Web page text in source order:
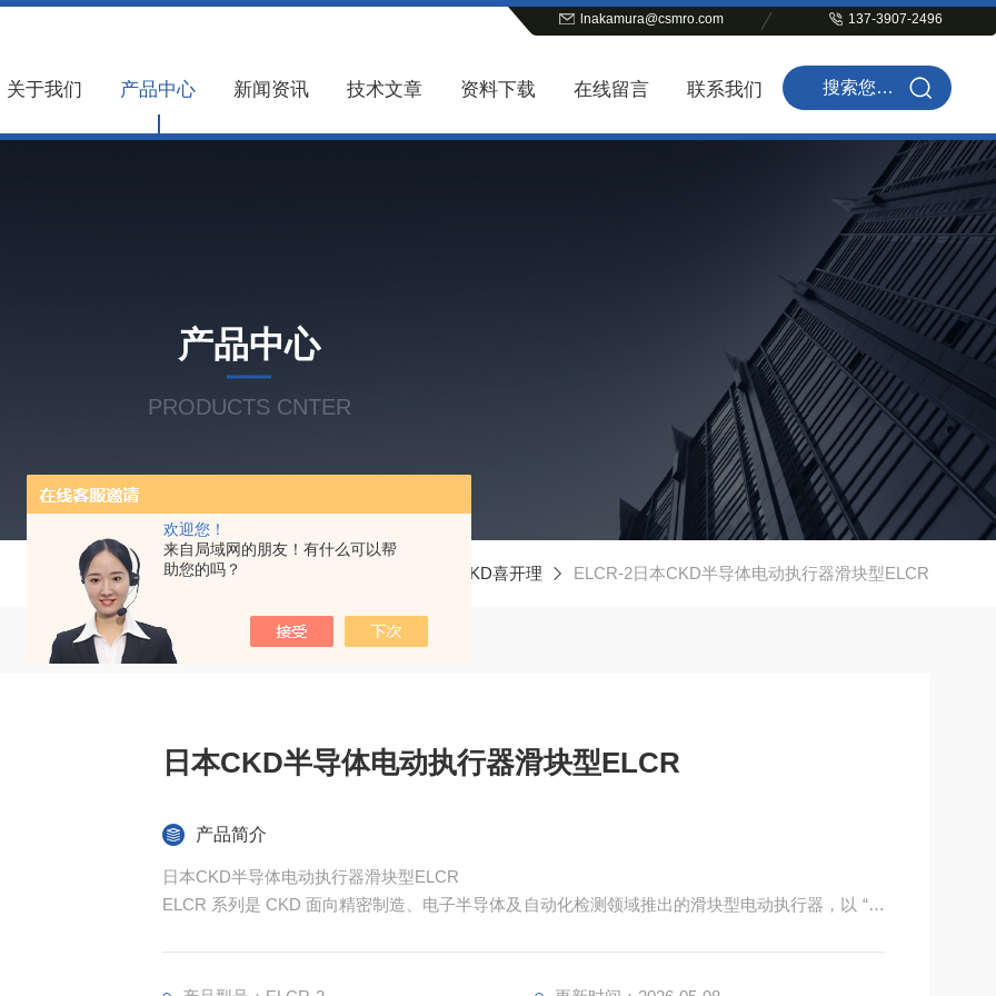
欢迎您！
来自局域网的朋友！有什么可以帮
助您的吗？
lnakamura@csmro.com 137-3907-2496
关于我们 产品中心 新闻资讯 技术文章 资料下载 在线留言 联系我们
产品中心
PRODUCTS CNTER
当前位置： 首页 产品中心 日本CKD喜开理 ELCR-2日本CKD半导体电动执行器滑块型ELCR
日本CKD半导体电动执行器滑块型ELCR
产品简介
日本CKD半导体电动执行器滑块型ELCR
ELCR 系列是 CKD 面向精密制造、电子半导体及自动化检测领域推出的滑块型电动执行器，以 “紧
稳定性有严苛要求的自动化场景。